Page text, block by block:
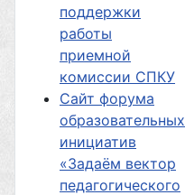
поддержки
работы
приемной
комиссии СПКУ
Сайт форума
образовательных
инициатив
«Задаём вектор
педагогического